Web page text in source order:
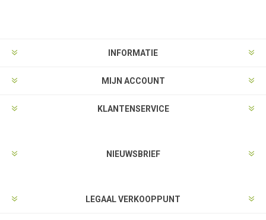
INFORMATIE
MIJN ACCOUNT
KLANTENSERVICE
NIEUWSBRIEF
LEGAAL VERKOOPPUNT